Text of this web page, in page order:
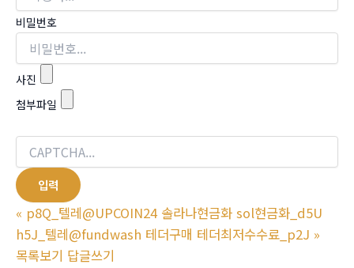
비밀번호
사진
첨부파일
« p8Q_텔레@UPCOIN24 솔라나현금화 sol현금화_d5U
h5J_텔레@fundwash 테더구매 테더최저수수료_p2J »
목록보기 답글쓰기